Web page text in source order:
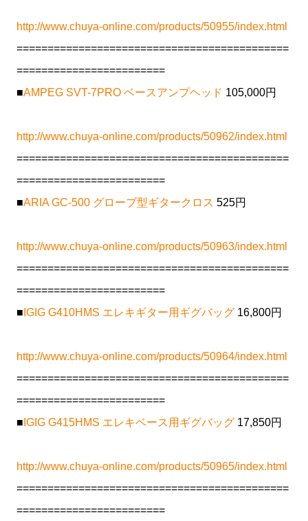
http://www.chuya-online.com/products/50955/index.html
============================================
========================
■AMPEG SVT-7PRO ベースアンプヘッド 105,000円
http://www.chuya-online.com/products/50962/index.html
============================================
========================
■ARIA GC-500 グローブ型ギタークロス 525円
http://www.chuya-online.com/products/50963/index.html
============================================
========================
■ IGIG G410HMS エレキギター用ギグバッグ 16,800円
http://www.chuya-online.com/products/50964/index.html
============================================
========================
■ IGIG G415HMS エレキベース用ギグバッグ 17,850円
http://www.chuya-online.com/products/50965/index.html
============================================
========================